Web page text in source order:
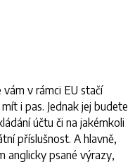
v rámci EU stačí
i pas. Jednak jej budete
účtu či na jakémkoli
příslušnost. A hlavně,
anglicky psané výrazy,